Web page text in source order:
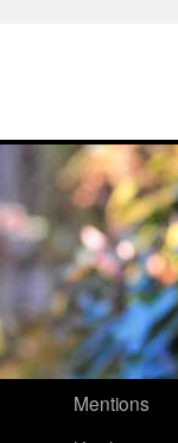
Mentions